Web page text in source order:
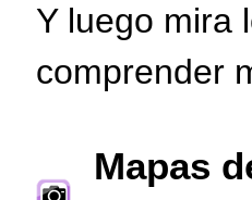
Y luego mira
comprender
Mapas